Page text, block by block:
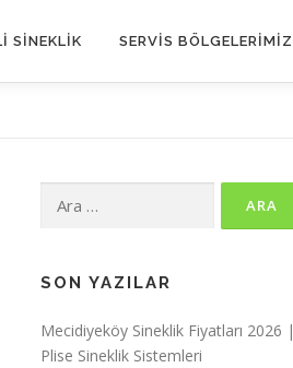
SİNEKLİK SERVIS BÖLGELERIMIZ
SON YAZILAR
Mecidiyeköy Sineklik Fiyatları 2026 |
Plise Sineklik Sistemleri